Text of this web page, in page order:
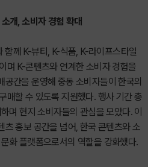
개, 소비자 경험 확대
함께 K-뷰티, K-식품, K-라이프스타일
며 K-콘텐츠와 연계한 소비자 경험을
간을 운영해 중동 소비자들이 한국의
매할 수 있도록 지원했다. 행사 기간 총
며 현지 소비자들의 관심을 모았다. 이
홍보 공간을 넘어, 한국 콘텐츠와 소
화 플랫폼으로서의 역할을 강화했다.